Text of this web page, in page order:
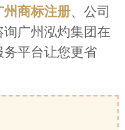
州商标注册、公司
广州泓灼集团在
平台让您更省